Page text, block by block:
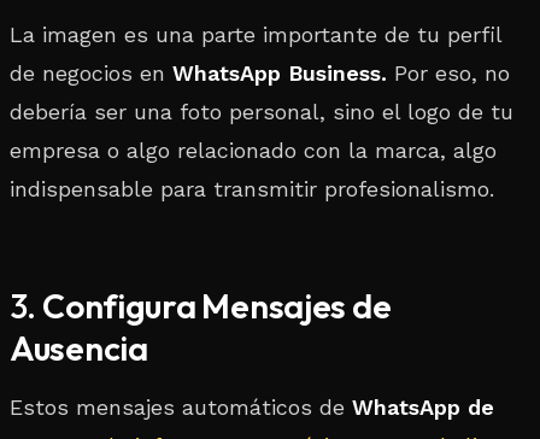
La imagen es una parte importante de tu perfil
de negocios en WhatsApp Business. Por eso, no
debería ser una foto personal, sino el logo de tu
empresa o algo relacionado con la marca, algo
indispensable para transmitir profesionalismo.
3. Configura Mensajes de
Ausencia
Estos mensajes automáticos de WhatsApp de